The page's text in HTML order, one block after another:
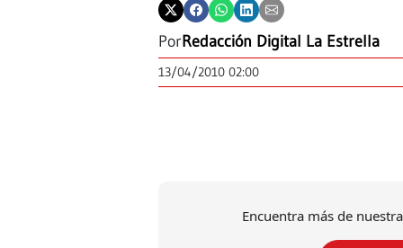
PorRedacción Digital La Estrella
13/04/2010 02:00
Encuentra más de